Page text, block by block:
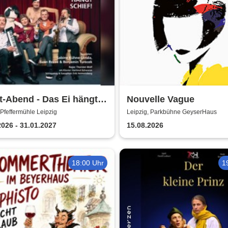
Abend - Das Ei hängt
| Kabarett Leipziger
Leipzig
- 31.01.2027
Nouvelle Vague
Leipzig, Parkbühne GeyserHaus
15.08.2026
18:00 Uhr